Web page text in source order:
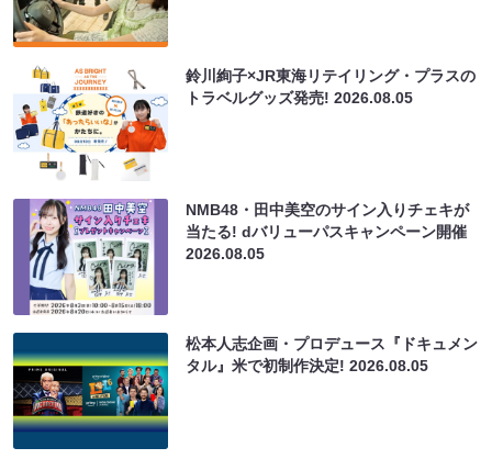
鈴川絢子×JR東海リテイリング・プラスの
トラベルグッズ発売!2026.08.05
NMB48・田中美空のサイン入りチェキが
当たる! dバリューパスキャンペーン開催
2026.08.05
松本人志企画・プロデュース『ドキュメン
タル』米で初制作決定!2026.08.05